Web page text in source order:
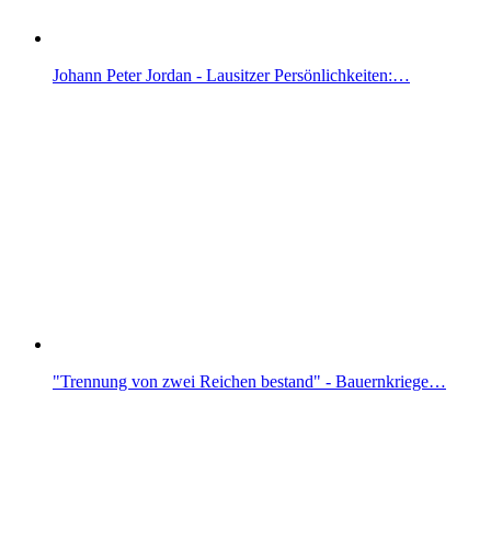
Johann Peter Jordan - Lausitzer Persönlichkeiten:…
"Trennung von zwei Reichen bestand" - Bauernkriege…